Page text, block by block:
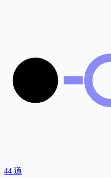
44 道